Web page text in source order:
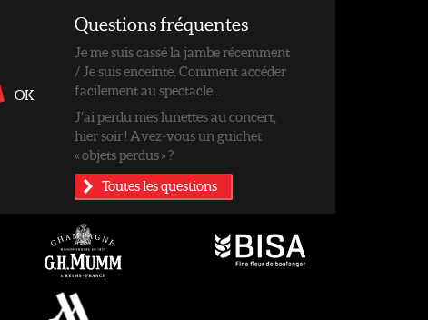
OK
Questions fréquentes
Je me suis cassé la jambe récemment
/ Je suis enceinte. Comment accéder
facilement au spectacle...
J’ai perdu mes lunettes au concert,
hier soir ! Avez-vous un guichet
« objets perdus » ?
Toutes les questions